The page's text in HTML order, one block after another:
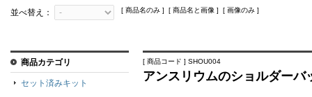
並べ替え： [ 商品名のみ ] [ 商品名と画像 ] [ 画像のみ ]
[ 商品コード ] SHOU004
アンスリウムのショルダーバ
商品カテゴリ
セット済みキット